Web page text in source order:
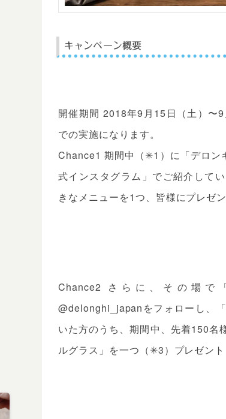
キャンペーン概要
開催期間 2018年9月15日（土）〜
での実施になります。
Chance1 期間中（✳︎1）に「デロン
式インスタグラム」でご紹介して
きなメニューを1つ、皆様にプレゼン
Chance2 さらに、その場
@delonghi_japanをフォローし、
いた方のうち、期間中、先着150名
ルグラス」を一つ（✳︎3）プレゼント